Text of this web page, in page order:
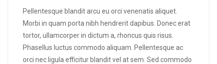
Pellentesque blandit arcu eu orci venenatis aliquet.
Morbi in quam porta nibh hendrerit dapibus. Donec erat
tortor, ullamcorper in dictum a, rhoncus quis risus.
Phasellus luctus commodo aliquam. Pellentesque ac
orci nec ligula efficitur blandit vel at sem. Sed commodo